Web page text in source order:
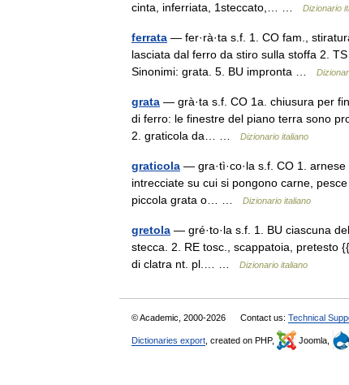
cinta, inferriata, 1steccato,… …
Dizionario
ferrata — fer·rà·ta s.f. 1. CO fam.,
lasciata dal ferro da stiro sulla stoffa 2.
Sinonimi: grata. 5. BU impronta …
grata — grà·ta s.f. CO 1a. chiusura per
di ferro: le finestre del piano terra sono
2. graticola da… …
Dizionario italiano
graticola — gra·tì·co·la s.f. CO 1.
intrecciate su cui si pongono carne,
piccola grata o… …
Dizionario italiano
gretola — gré·to·la s.f. 1. BU ciascuna
stecca. 2. RE tosc., scappatoia, pretesto
di clatra nt. pl.… …
Dizionario italiano
© Academic, 2000-2026 Contact us: Technical
Dictionaries export , created on PHP, Joomla,